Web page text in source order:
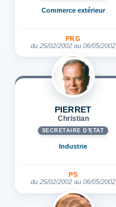
Commerce extérieur
PRG
du 25/02/2002 au 06/05/2002
PIERRET
Christian
SECRÉTAIRE D'ETAT
Industrie
PS
du 25/02/2002 au 06/05/2002